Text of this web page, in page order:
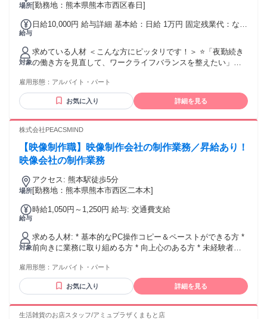
場所[勤務地：熊本県熊本市西区春日]
給与
日給10,000円 給与詳細 基本給：日給 1万円 固定残業代：なし
金額：なし 全員に一律で支払われるその他手当金額：なし ＊
通勤手当あり。
対象
求めている人材 ＜こんな方にピッタリです！＞ ⭐「夜勤続き
の働き方を見直して、ワークライフバランスを整えたい」
い」 ⭐「後輩の指導やプリセプターの経験が好きだった」 ＜
必須となる経験・資格・スキル＞ ＊看護師免許をお持ちの方
＊看護師として3年以上の実務経験がある方 ＜歓迎する経験・
導やプリセプターの経験がある方 ＜身に付く経験・資格・ス
幅広い知識 ＊自身の看護観を言語化し伝える力
雇用形態： アルバイト・パート
お気に入り 詳細を見る
株式会社PEACSMIND
【映像制作職】映像制作会社の制作業務／昇給あり！
映像会社の制作業務
場所
アクセス: 熊本駅徒歩5分
[勤務地：熊本県熊本市西区二本木]
給与
時給1,050円～1,250円 給与: 交通費支給
対象
求める人材: * 基本的なPC操作コピー＆ペーストができる方 *
前向きに業務に取り組める方 * 向上心のある方 * 未経験者歓
雇用形態： アルバイト・パート
お気に入り 詳細を見る
生活雑貨のお店スタッフ/アミュプラザくまもと店